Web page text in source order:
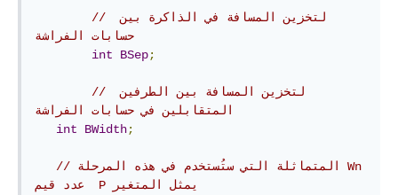
// ‫لتخزين المسافة في الذاكرة بين
حسابات الفراشة
int
BSep;
// لتخزين المسافة بين الطرفين
المتقابلين في حسابات الفراشة
int
BWidth;
// المتماثلة التي ستُستخدم في هذه المرحلة Wn